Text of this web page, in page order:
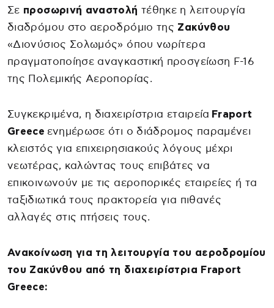
Σε προσωρινή αναστολή τέθηκε η λειτουργία
διαδρόμου στο αεροδρόμιο της Ζακύνθου
«Διονύσιος Σολωμός» όπου νωρίτερα
πραγματοποίησε αναγκαστική προσγείωση F-16
της Πολεμικής Αεροπορίας.
Συγκεκριμένα, η διαχειρίστρια εταιρεία Fraport
Greece ενημέρωσε ότι ο διάδρομος παραμένει
κλειστός για επιχειρησιακούς λόγους μέχρι
νεωτέρας, καλώντας τους επιβάτες να
επικοινωνούν με τις αεροπορικές εταιρείες ή τα
ταξιδιωτικά τους πρακτορεία για πιθανές
αλλαγές στις πτήσεις τους.
Ανακοίνωση για τη λειτουργία του αεροδρομίου
του Ζακύνθου από τη διαχειρίστρια Fraport
Greece: